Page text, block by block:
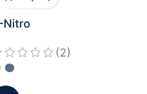
Nitro
(2)